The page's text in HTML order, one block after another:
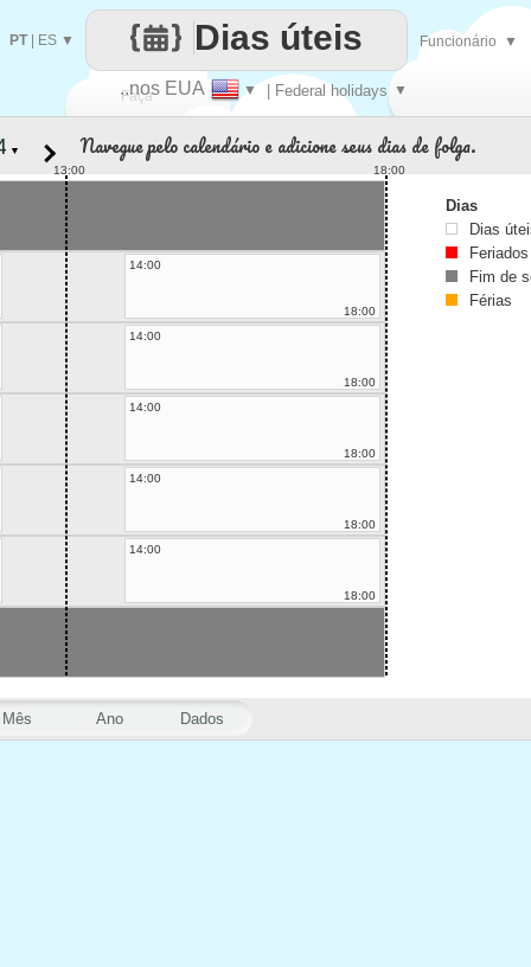
Faça
..nos EUA ▼ | Federal holidays ▼
Dias úteis
PT| ES ▼ Funcionário ▼
Mês Ano Dados
▼ Navegue pelo calendário e adicione seus dias de folga.
13:00 18:00
14:00
18:00
14:00
18:00
14:00
18:00
14:00
18:00
14:00
18:00
Dias
Dias
Feriados
Fim de
Férias